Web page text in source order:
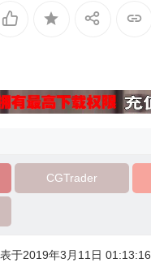
CGTrader
于2019年3月11日 01:13:16